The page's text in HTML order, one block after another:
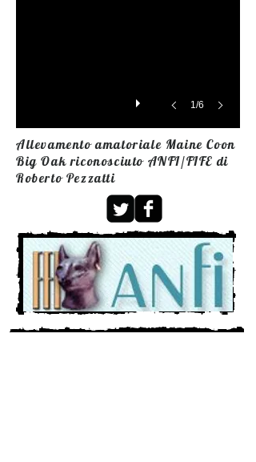
1/6
Allevamento amatoriale Maine Coon
Big Oak riconosciuto ANFI/FIFE di
Roberto Pezzatti